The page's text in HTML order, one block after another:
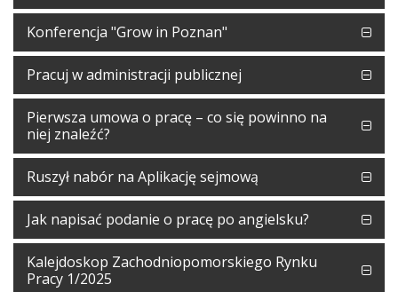
Konferencja "Grow in Poznan"
Pracuj w administracji publicznej
Pierwsza umowa o pracę – co się powinno na
niej znaleźć?
Ruszył nabór na Aplikację sejmową
Jak napisać podanie o pracę po angielsku?
Kalejdoskop Zachodniopomorskiego Rynku
Pracy 1/2025